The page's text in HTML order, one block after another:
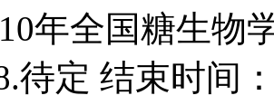
年全国糖生物
待定 结束时间